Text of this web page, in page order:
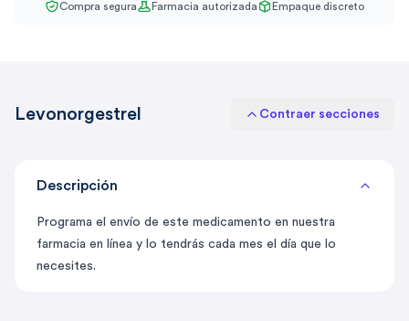
Compra segura Farmacia autorizada Empaque discreto
Levonorgestrel Contraer secciones
Descripción
Programa el envío de este medicamento en nuestra
farmacia en línea y lo tendrás cada mes el día que lo
necesites.